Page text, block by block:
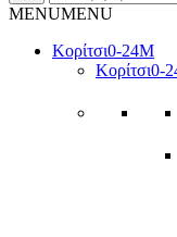
MENUMENU
Κορίτσι0-24Μ
Κορίτσι0-